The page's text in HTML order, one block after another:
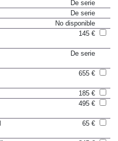
De serie
De serie
No disponible
145 €
De serie
655 €
185 €
495 €
65 €